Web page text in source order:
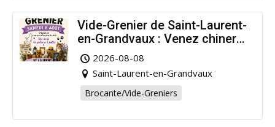
Vide-Grenier de Saint-Laurent-
en-Grandvaux : Venez chiner
pour la bonne cause !
2026-08-08
Saint-Laurent-en-Grandvaux
Brocante/Vide-Greniers